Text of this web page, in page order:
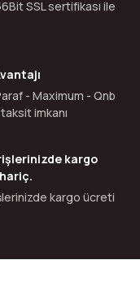
SSL sertifikası ile
- Maximum - Qnb
imkanı
kargo
kargo ücreti